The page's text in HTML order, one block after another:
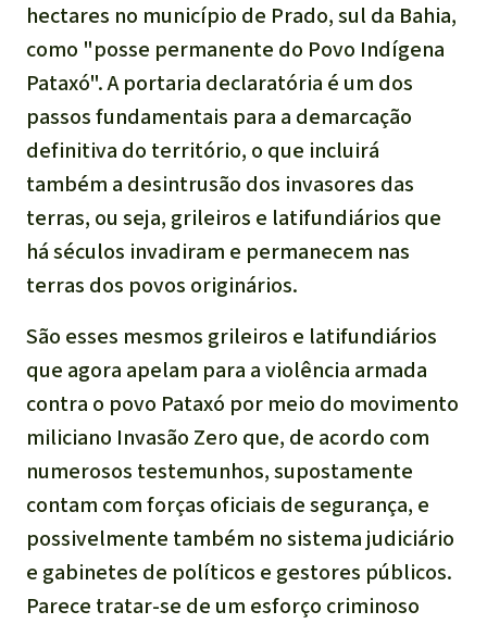
hectares no município de Prado, sul da Bahia,
como "posse permanente do Povo Indígena
Pataxó". A portaria declaratória é um dos
passos fundamentais para a demarcação
definitiva do território, o que incluirá
também a desintrusão dos invasores das
terras, ou seja, grileiros e latifundiários que
há séculos invadiram e permanecem nas
terras dos povos originários.
São esses mesmos grileiros e latifundiários
que agora apelam para a violência armada
contra o povo Pataxó por meio do movimento
miliciano Invasão Zero que, de acordo com
numerosos testemunhos, supostamente
contam com forças oficiais de segurança, e
possivelmente também no sistema judiciário
e gabinetes de políticos e gestores públicos.
Parece tratar-se de um esforço criminoso